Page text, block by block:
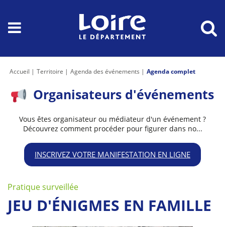
Accueil Territoire Agenda des événements Agenda complet
Organisateurs d'événements
Vous êtes organisateur ou médiateur d'un événement ?
Découvrez comment procéder pour figurer dans no...
INSCRIVEZ VOTRE MANIFESTATION EN LIGNE
Pratique surveillée
JEU D'ÉNIGMES EN FAMILLE